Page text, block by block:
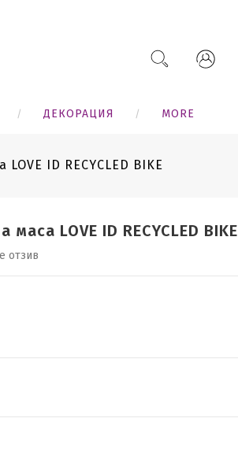
ДЕКОРАЦИЯ MORE
ID RECYCLED BIKE
LOVE ID RECYCLED BIKE
отзив